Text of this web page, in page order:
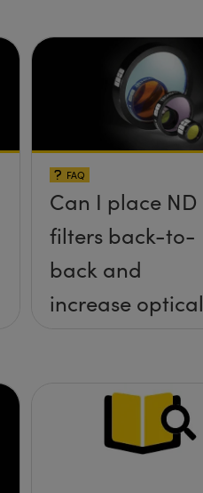
FAQ
Can I place ND
filters back-to-
back and
increase optical